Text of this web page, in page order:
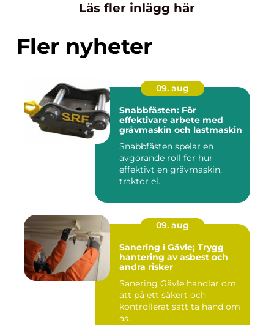
Läs fler inlägg här
Fler nyheter
09. aug
Snabbfästen: För
effektivare arbete med
grävmaskin och lastmaskin
Snabbfästen spelar en
avgörande roll för hur
effektivt en grävmaskin,
traktor el...
09. aug
Sanering i Gävle; Trygg
hantering av asbest och
andra risker
Sanering Gävle handlar om
att på ett säkert och
kontrollerat sätt ta hand om
as...